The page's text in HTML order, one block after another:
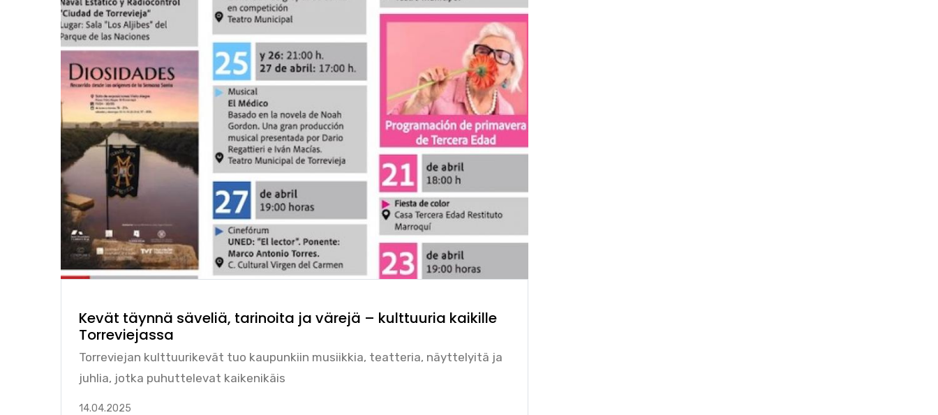
Kevät täynnä säveliä, tarinoita ja värejä – kulttuuria kaikille
Torreviejassa
Torreviejan kulttuurikevät tuo kaupunkiin musiikkia, teatteria, näyttelyitä ja
juhlia, jotka puhuttelevat kaikenikäis
14.04.2025